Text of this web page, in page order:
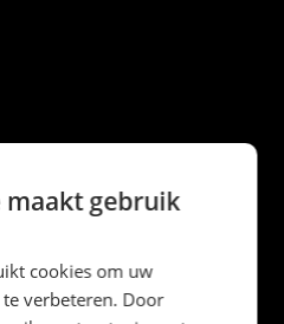
maakt gebruik
cookies om uw
verbeteren. Door